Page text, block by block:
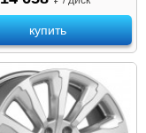
купить